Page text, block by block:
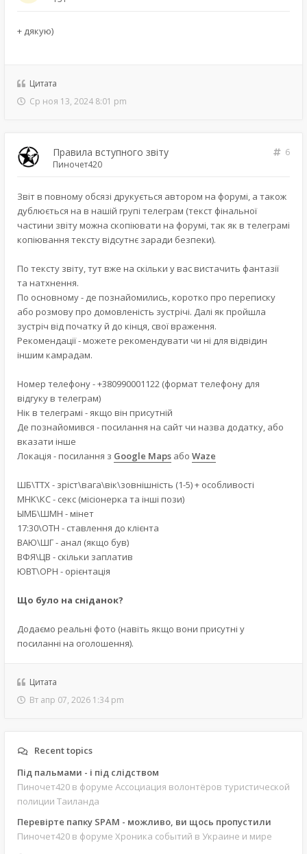
+ дякую)
Цитата
Ср ноя 13, 2024 8:01 pm
Правила вступного звіту
6
Пиночет420
Звіт в повному обсязі друкується автором на форумі, а також
дублюється на в нашій групі телеграм (текст фінальної
частини звіту можна скопіювати на форумі, так як в телеграмі
копіювання тексту відсутнє заради безпеки).
По тексту звіту, тут вже на скільки у вас вистачить фантазії
та натхнення.
По основному - де познайомились, коротко про переписку
або розмову про домовленість зустрічі. Далі як пройшла
зустріч від початку й до кінця, свої враження.
Рекомендації - можете рекомендувати чи ні для відвідин
іншим камрадам.
Номер телефону - +380990001122 (формат телефону для
відгуку в телеграм)
Нік в телеграмі - якщо він присутній
Де познайомився - посилання на сайт чи назва додатку, або
вказати інше
Локація - посилання з Google Maps або Waze
ШБ\ТТХ - зріст\вага\вік\зовнішність (1-5) + особливості
МНК\КС - секс (місіонерка та інші пози)
ЫМБ\ШМН - мінет
17:30\ОТН - ставлення до клієнта
ВАЮ\ШГ - анал (якщо був)
ВФЯ\ЦВ - скільки заплатив
ЮВТ\ОРН - орієнтація
Що було на сніданок?
Додаємо реальні фото (навіть якщо вони присутні у
посиланні на оголошення).
Цитата
Вт апр 07, 2026 1:34 pm
Recent topics
Під пальмами - і під слідством
Пиночет420 в форуме Ассоциация волонтёров туристической
полиции Таиланда
Перевірте папку SPAM - можливо, ви щось пропустили
Пиночет420 в форуме Хроника событий в Украине и мире